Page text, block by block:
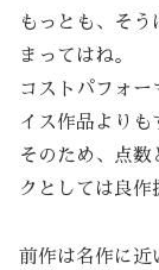
もっとも、そ
まってはね。
コストパフォ
イス作品よりも
そのため、点数
クとしては良作
前作は名作に近